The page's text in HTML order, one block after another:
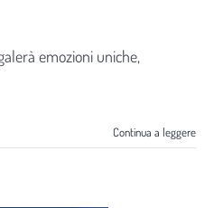
emozioni uniche,
Continua a leggere